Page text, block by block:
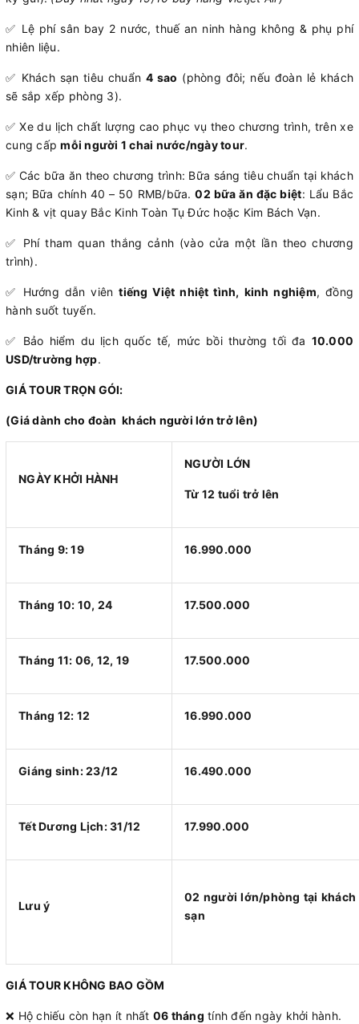
✅ Lệ phí sân bay 2 nước, thuế an ninh hàng không & phụ phí
nhiên liệu.
✅ Khách sạn tiêu chuẩn 4 sao (phòng đôi; nếu đoàn lẻ khách
sẽ sắp xếp phòng 3).
✅ Xe du lịch chất lượng cao phục vụ theo chương trình, trên xe
cung cấpmỗi người 1 chai nước/ngày tour.
✅ Các bữa ăn theo chương trình: Bữa sáng tiêu chuẩn tại khách
sạn; Bữa chính 40 – 50 RMB/bữa.02 bữa ăn đặc biệt: Lẩu Bắc
Kinh & vịt quay Bắc Kinh Toàn Tụ Đức hoặc Kim Bách Vạn.
✅ Phí tham quan thắng cảnh (vào cửa một lần theo chương
trình).
✅ Hướng dẫn viêntiếng Việt nhiệt tình, kinh nghiệm, đồng
hành suốt tuyến.
✅ Bảo hiểm du lịch quốc tế, mức bồi thường tối đa 10.000
USD/trường hợp.
GIÁ TOUR TRỌN GÓI:
(Giá dành cho đoàn khách người lớn trở lên)
NGÀY KHỞI HÀNH
NGƯỜI LỚN
Từ 12 tuổi trở lên
Tháng 9: 19 16.990.000
Tháng 10: 10, 24 17.500.000
Tháng 11: 06, 12, 19 17.500.000
Tháng 12: 12 16.990.000
Giáng sinh: 23/12 16.490.000
Tết Dương Lịch: 31/12 17.990.000
Lưu ý
02 người lớn/phòng tại khách
sạn
GIÁ TOUR KHÔNG BAO GỒM
❌ Hộ chiếu còn hạn ít nhất 06 tháng tính đến ngày khởi hành.